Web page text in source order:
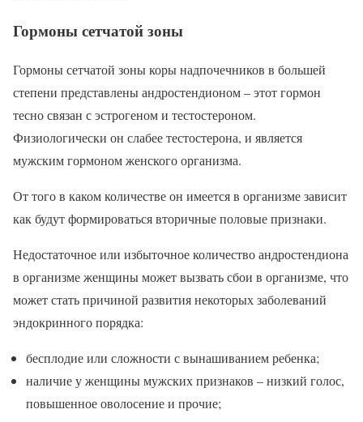
Гормоны сетчатой зоны
Гормоны сетчатой зоны коры надпочечников в большей
степени представлены андростендионом – этот гормон
тесно связан с эстрогеном и тестостероном.
Физиологически он слабее тестостерона, и является
мужским гормоном женского организма.
От того в каком количестве он имеется в организме зависит
как будут формироваться вторичные половые признаки.
Недостаточное или избыточное количество андростендиона
в организме женщины может вызвать сбои в организме, что
может стать причиной развития некоторых заболеваний
эндокринного порядка:
бесплодие или сложности с вынашиванием ребенка;
наличие у женщины мужских признаков – низкий голос,
повышенное оволосение и прочие;